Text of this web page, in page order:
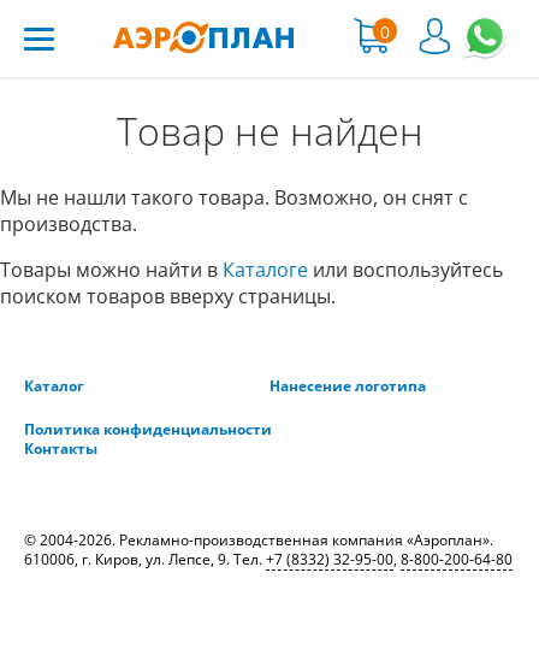
0
Товар не найден
Мы не нашли такого товара. Возможно, он снят с
производства.
Товары можно найти в Каталоге или воспользуйтесь
поиском товаров вверху страницы.
Каталог Нанесение логотипа
Политика конфиденциальности
Контакты
© 2004-2026. Рекламно-производственная компания «Аэроплан».
610006, г. Киров, ул. Лепсе, 9. Тел.+7 (8332) 32-95-00,8-800-200-64-80